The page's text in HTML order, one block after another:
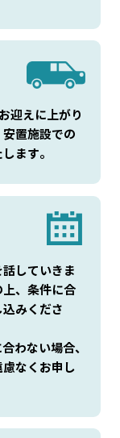
迎えに上がり
置施設での
ます。
していきま
、条件に合
みくださ
わない場合、
なくお申し